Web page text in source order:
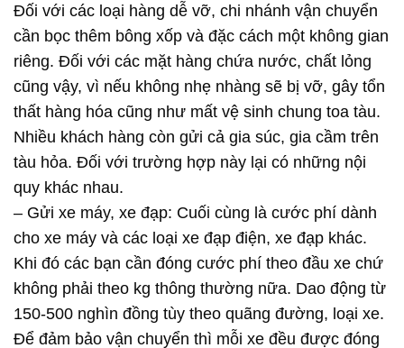
Đối với các loại hàng dễ vỡ, chi nhánh vận chuyển
cần bọc thêm bông xốp và đặc cách một không gian
riêng. Đối với các mặt hàng chứa nước, chất lỏng
cũng vậy, vì nếu không nhẹ nhàng sẽ bị vỡ, gây tổn
thất hàng hóa cũng như mất vệ sinh chung toa tàu.
Nhiều khách hàng còn gửi cả gia súc, gia cầm trên
tàu hỏa. Đối với trường hợp này lại có những nội
quy khác nhau.
– Gửi xe máy, xe đạp: Cuối cùng là cước phí dành
cho xe máy và các loại xe đạp điện, xe đạp khác.
Khi đó các bạn cần đóng cước phí theo đầu xe chứ
không phải theo kg thông thường nữa. Dao động từ
150-500 nghìn đồng tùy theo quãng đường, loại xe.
Để đảm bảo vận chuyển thì mỗi xe đều được đóng